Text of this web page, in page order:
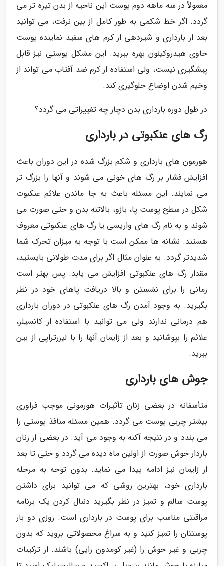
معمولاً در سه ماهه دوم پوست این ناحیه از بدن تیره تر می
گردد. اگر خط شکمی به طور کامل از بین نرفت، می توانید
بعد از بارداری و شیردهی از کرم های سفید نماینده پوست
حاوی هیدروکینون بهره ببرید. این مشکل پوستی نیز قابل
پیشگیری نیست، ولی استفاده از کرم ضد آفتاب می تواند از
وخیم شدن اوضاع جلوگیری کند.
در طول دوره بارداری بدن دچار چه تغییراتی می گردد؟
رگ های عنکبوتی در بارداری
هورمون های بارداری و شکم بزرگ شده در این دوران باعث
افزایش فشار بر رگ های خونی می شوند و آنها را بزرگ تر
می نمایند. این مسئله باعث به جا ماندن علائم عنکبوت
شکل در سطح پوست پا، بازو، بالاتنه بدن و حتی صورت می
شوند و به نام رگ های واریسی یا رگ های عنکبوتی معروف
هستند. نشانه ها ممکن است با توجه به میزان تحرک شما
شدیدتر گردد. به عنوان مثال اگر برای مدت طولانی بایستید،
مقدار رگ های عنکبوتی افزایش می یابد. پس بهتر است
زمانی را برای نشستن و بالا دریافت پاهای خود در نظر
بگیرید. به وجود آمدن رگ های عنکبوتی در دوران بارداری
هم درمانی ندارند ولی می توانید با استفاده از کانسیلر،
علائم را بپوشانید و بعد از زایمان آنها را با لیزرتراپی از بین
ببرید.
جوش های بارداری
متأسفانه در بعضی زنان تأثیرات هورمونی موجب فراوری
بیشتر چربی پوست می گردد. همین مسئله منافذ پوستی را
می بندد و در نتیجه آکنه به وجود می آید. در بعضی از زنان
باردار جوش صورت از اولین ماه دیده می گردد و حتی تا بعد
از زایمان نیز ادامه پیدا می نماید. بدون توجه به مرحله
بارداری خود، بهترین روشی که می توانید برای داشتن
پوست سالم و تمیز در نظر بگیرید دنبال کردن یک برنامه
مراقبتی مناسب برای پوست در بارداری است. روزی دو بار
پوستتان را تمیز کنید و به سراغ محصولاتی بروید که بدون
چربی و غیر جوش زا (غیر کومدون زایی) باشند. از ترکیبات